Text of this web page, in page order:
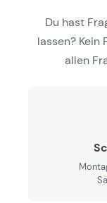
Du hast
lassen?
allen